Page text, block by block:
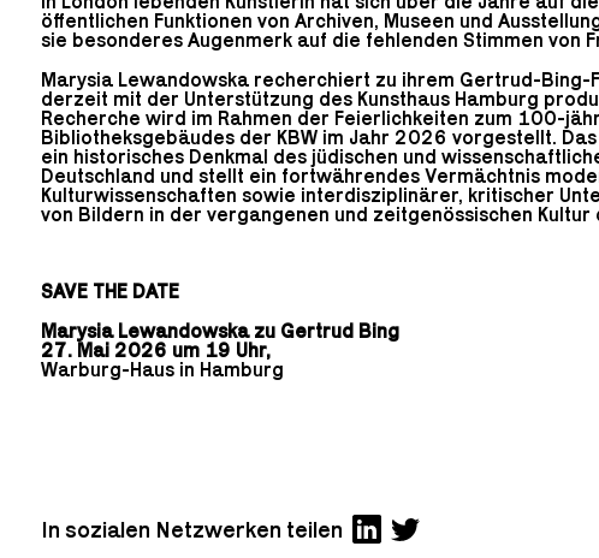
öffentlichen Funktionen von Archiven, Museen und
sie besonderes Augenmerk auf die fehlenden Stimmen von
Marysia Lewandowska recherchiert zu ihrem Gertrud-Bing-
derzeit mit der Unterstützung des Kunsthaus Hamburg
Recherche wird im Rahmen der Feierlichkeiten zum 100-
Bibliotheksgebäudes der KBW im Jahr 2026 vorgestellt.
ein historisches Denkmal des jüdischen und
Deutschland und stellt ein fortwährendes Vermächtnis
Kulturwissenschaften sowie interdisziplinärer, kritischer
von Bildern in der vergangenen und zeitgenössischen Kultur
SAVE THE DATE
Marysia Lewandowska zu Gertrud Bing
27. Mai 2026 um 19 Uhr,
Warburg-Hausin Hamburg
In sozialen Netzwerken teilen